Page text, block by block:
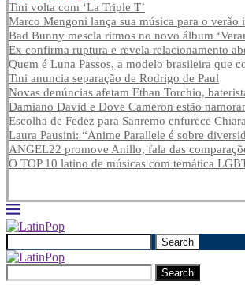
Tini volta com ‘La Triple T’
Marco Mengoni lança sua música para o verão
Bad Bunny mescla ritmos no novo álbum
Ex confirma ruptura e revela relacionamento
Quem é Luna Passos, a modelo brasileira que
Tini anuncia separação de Rodrigo de Paul
Novas denúncias afetam Ethan Torchio,
Damiano David e Dove Cameron estão
Escolha de Fedez para Sanremo enfurece
Laura Pausini: “Anime Parallele é sobre
ANGEL22 promove Anillo, fala das
O TOP 10 latino de músicas com temática
Search
Search